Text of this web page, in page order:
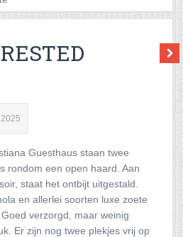
Guesthaus staan twee
rondom een open haard. Aan
staat het ontbijt uitgestald.
en allerlei soorten luxe zoete
verzorgd, maar weinig
Er zijn nog twee plekjes vrij op